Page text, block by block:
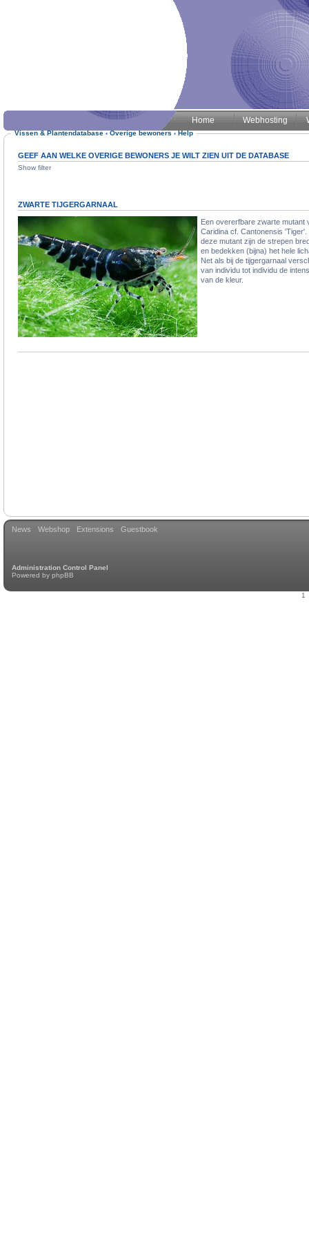
Home Webhosting
Vissen & Plantendatabase ‹ Overige bewoners ‹ Help
GEEF AAN WELKE OVERIGE BEWONERS JE WILT ZIEN UIT DE DATABASE
Show filter
ZWARTE TIJGERGARNAAL
Een overerfbare zwarte mutant
Caridina cf. Cantonensis 'Tiger'.
deze mutant zijn de strepen
en bedekken (bijna) het hele
Net als bij de tijgergarnaal
van individu tot individu de
van de kleur.
News Webshop Extensions Guestbook
Administration Control Panel
Powered by phpBB
1